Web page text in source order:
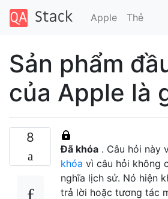
Apple Thẻ
Sản phẩm
của Apple là
8
Đã khóa . Câu hỏi này
khóa vì câu hỏi không
nghĩa lịch sử. Nó hiện
trả lời hoặc tương tác